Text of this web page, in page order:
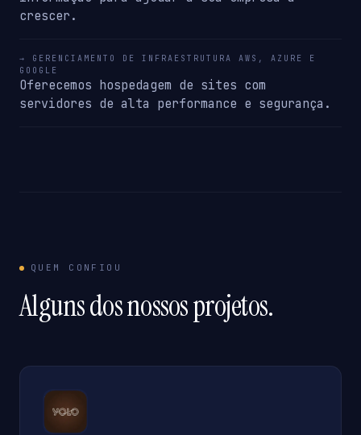
crescer.
→ GERENCIAMENTO DE INFRAESTRUTURA AWS, AZURE E
GOOGLE
Oferecemos hospedagem de sites com
servidores de alta performance e segurança.
QUEM CONFIOU
Alguns dos nossos projetos.